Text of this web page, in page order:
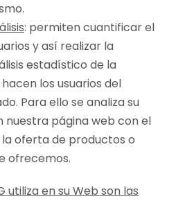
: permiten cuantificar el
y así realizar la
estadístico de la
los usuarios del
Para ello se analiza su
nuestra página web con el
oferta de productos o
ofrecemos.
utiliza en su Web son las